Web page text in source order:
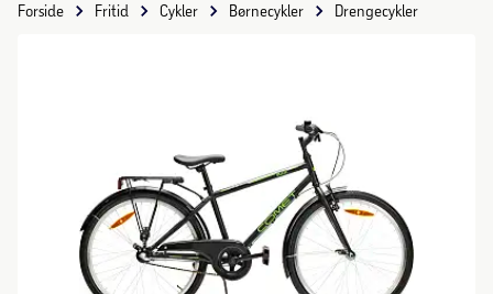
Forside Fritid Cykler Børnecykler Drengecykler